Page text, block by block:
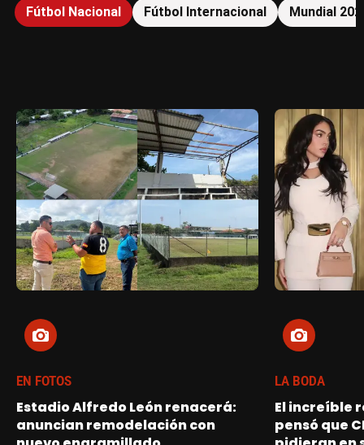
Fútbol Nacional Fútbol Internacional Mundial
EN FOTOS
Estadio Alfredo León renacerá:
anuncian remodelación con
LA BODA
El increíble
pensó que